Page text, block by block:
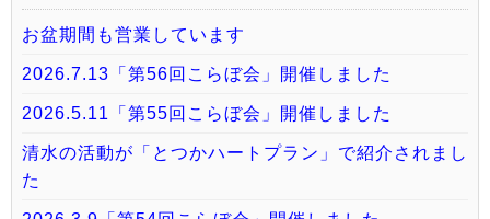
お盆期間も営業しています
2026.7.13「第56回こらぼ会」開催しました
2026.5.11「第55回こらぼ会」開催しました
清水の活動が「とつかハートプラン」で紹介されまし
た